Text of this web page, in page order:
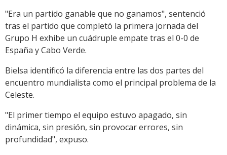
"Era un partido ganable que no ganamos", sentenció
tras el partido que completó la primera jornada del
Grupo H exhibe un cuádruple empate tras el 0-0 de
España y Cabo Verde.
Bielsa identificó la diferencia entre las dos partes del
encuentro mundialista como el principal problema de la
Celeste.
"El primer tiempo el equipo estuvo apagado, sin
dinámica, sin presión, sin provocar errores, sin
profundidad", expuso.